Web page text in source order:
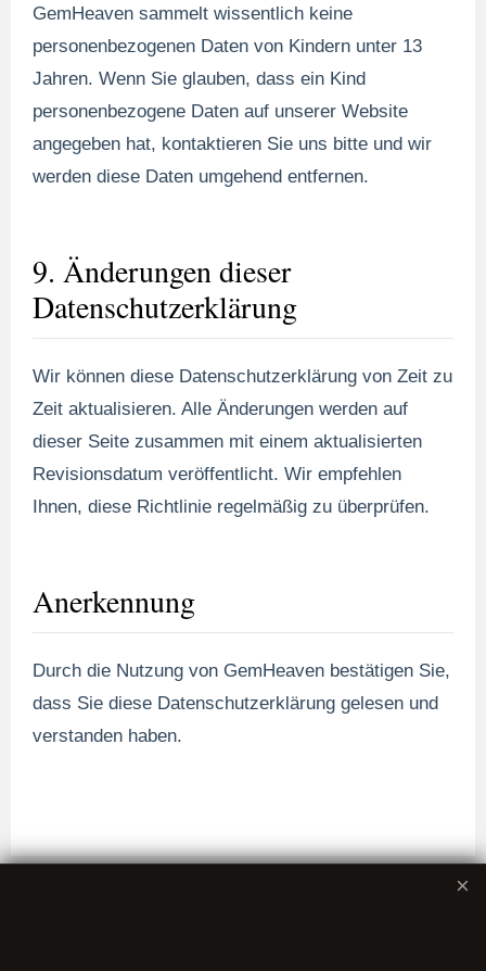
GemHeaven sammelt wissentlich keine
personenbezogenen Daten von Kindern unter 13
Jahren. Wenn Sie glauben, dass ein Kind
personenbezogene Daten auf unserer Website
angegeben hat, kontaktieren Sie uns bitte und wir
werden diese Daten umgehend entfernen.
9. Änderungen dieser
Datenschutzerklärung
Wir können diese Datenschutzerklärung von Zeit zu
Zeit aktualisieren. Alle Änderungen werden auf
dieser Seite zusammen mit einem aktualisierten
Revisionsdatum veröffentlicht. Wir empfehlen
Ihnen, diese Richtlinie regelmäßig zu überprüfen.
Anerkennung
Durch die Nutzung von GemHeaven bestätigen Sie,
dass Sie diese Datenschutzerklärung gelesen und
verstanden haben.
×